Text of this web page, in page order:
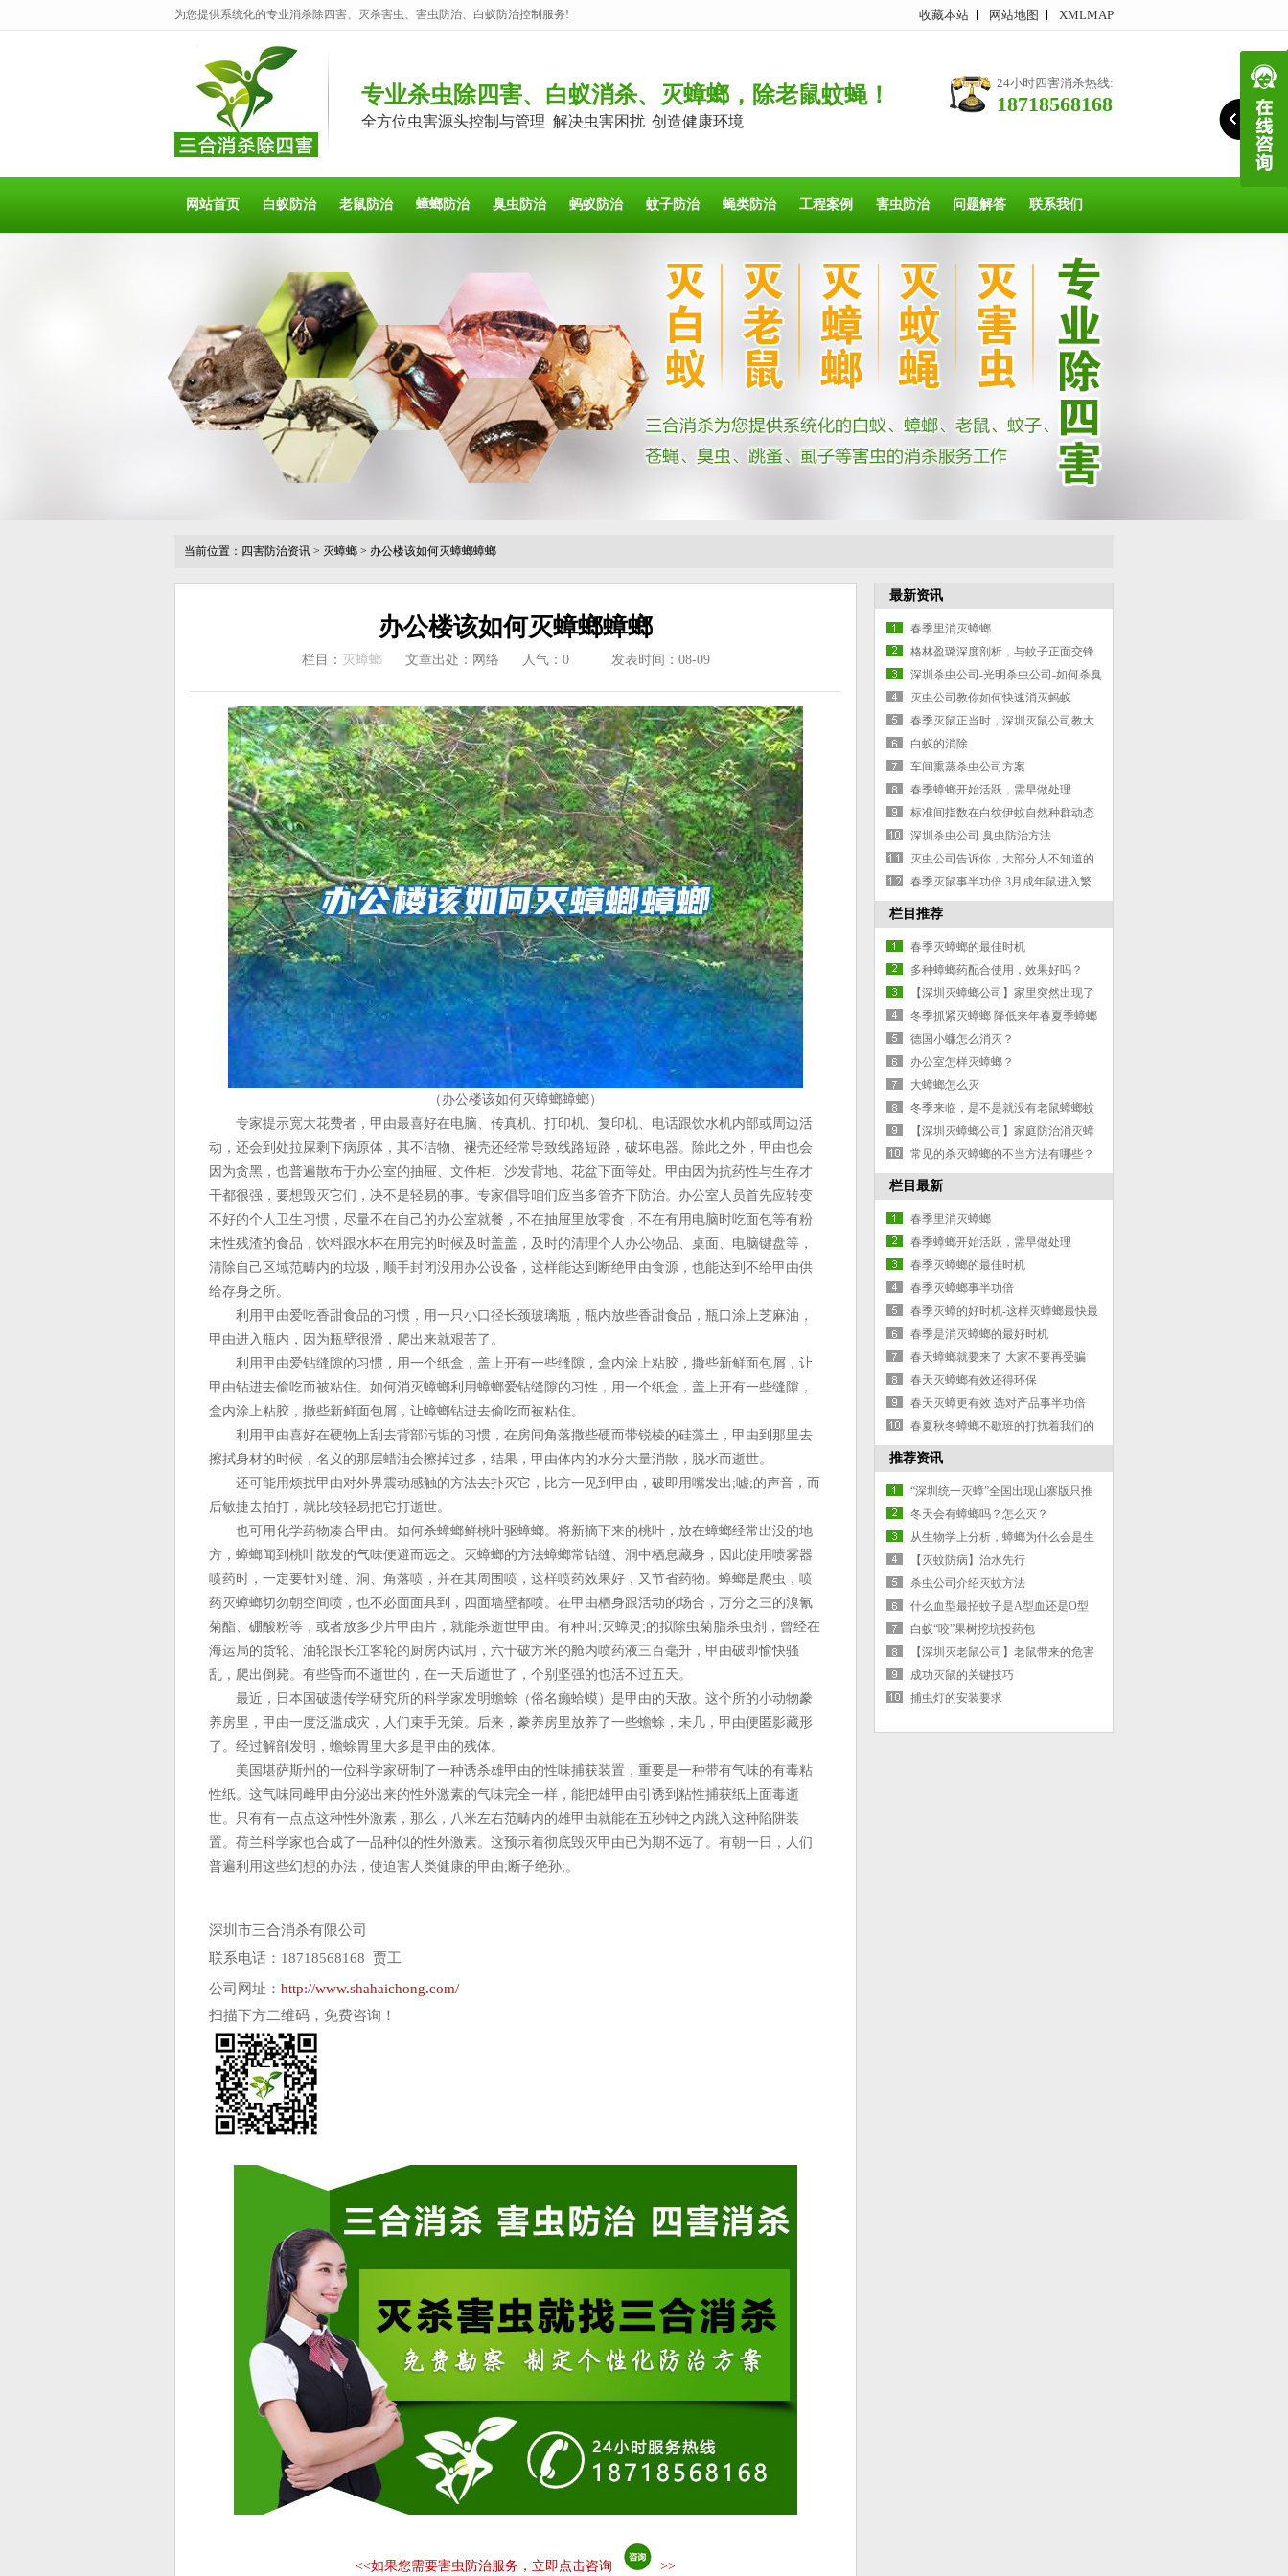
为您提供系统化的专业消杀除四害、灭杀害虫、害虫防治、白蚁防治控制服务! 收藏本站 网站地图 XMLMAP
专业杀虫除四害、白蚁消杀、灭蟑螂，除老鼠蚊蝇！
全方位虫害源头控制与管理 解决虫害困扰 创造健康环境
24小时四害消杀热线:
18718568168
网站首页 白蚁防治 老鼠防治 蟑螂防治 臭虫防治 蚂蚁防治 蚊子防治 蝇类防治 工程案例 害虫防治 问题解答 联系我们
当前位置： 四害防治资讯 > 灭蟑螂 > 办公楼该如何灭蟑螂蟑螂
办公楼该如何灭蟑螂蟑螂
栏目： 灭蟑螂 文章出处：网络 人气： 0 发表时间：08-09
（办公楼该如何灭蟑螂蟑螂）
专家提示宽大花费者，甲由最喜好在电脑、传真机、打印机、复印机、电话跟饮水机内部或周边活
动，还会到处拉屎剩下病原体，其不洁物、褪壳还经常导致线路短路，破坏电器。除此之外，甲由也会
因为贪黑，也普遍散布于办公室的抽屉、文件柜、沙发背地、花盆下面等处。甲由因为抗药性与生存才
干都很强，要想毁灭它们，决不是轻易的事。专家倡导咱们应当多管齐下防治。办公室人员首先应转变
不好的个人卫生习惯，尽量不在自己的办公室就餐，不在抽屉里放零食，不在有用电脑时吃面包等有粉
末性残渣的食品，饮料跟水杯在用完的时候及时盖盖，及时的清理个人办公物品、桌面、电脑键盘等，
清除自己区域范畴内的垃圾，顺手封闭没用办公设备，这样能达到断绝甲由食源，也能达到不给甲由供
给存身之所。
利用甲由爱吃香甜食品的习惯，用一只小口径长颈玻璃瓶，瓶内放些香甜食品，瓶口涂上芝麻油，
甲由进入瓶内，因为瓶壁很滑，爬出来就艰苦了。
利用甲由爱钻缝隙的习惯，用一个纸盒，盖上开有一些缝隙，盒内涂上粘胶，撒些新鲜面包屑，让
甲由钻进去偷吃而被粘住。如何消灭蟑螂利用蟑螂爱钻缝隙的习性，用一个纸盒，盖上开有一些缝隙，
盒内涂上粘胶，撒些新鲜面包屑，让蟑螂钻进去偷吃而被粘住。
利用甲由喜好在硬物上刮去背部污垢的习惯，在房间角落撒些硬而带锐棱的硅藻土，甲由到那里去
擦拭身材的时候，名义的那层蜡油会擦掉过多，结果，甲由体内的水分大量消散，脱水而逝世。
还可能用烦扰甲由对外界震动感触的方法去扑灭它，比方一见到甲由，破即用嘴发出;嘘;的声音，而
后敏捷去拍打，就比较轻易把它打逝世。
也可用化学药物凑合甲由。如何杀蟑螂鲜桃叶驱蟑螂。将新摘下来的桃叶，放在蟑螂经常出没的地
方，蟑螂闻到桃叶散发的气味便避而远之。灭蟑螂的方法蟑螂常钻缝、洞中栖息藏身，因此使用喷雾器
喷药时，一定要针对缝、洞、角落喷，并在其周围喷，这样喷药效果好，又节省药物。蟑螂是爬虫，喷
药灭蟑螂切勿朝空间喷，也不必面面具到，四面墙壁都喷。在甲由栖身跟活动的场合，万分之三的溴氰
菊酯、硼酸粉等，或者放多少片甲由片，就能杀逝世甲由。有种叫;灭蟑灵;的拟除虫菊脂杀虫剂，曾经在
海运局的货轮、油轮跟长江客轮的厨房内试用，六十破方米的舱内喷药液三百毫升，甲由破即愉快骚
乱，爬出倒毙。有些昏而不逝世的，在一天后逝世了，个别坚强的也活不过五天。
最近，日本国破遗传学研究所的科学家发明蟾蜍（俗名癞蛤蟆）是甲由的天敌。这个所的小动物豢
养房里，甲由一度泛滥成灾，人们束手无策。后来，豢养房里放养了一些蟾蜍，未几，甲由便匿影藏形
了。经过解剖发明，蟾蜍胃里大多是甲由的残体。
美国堪萨斯州的一位科学家研制了一种诱杀雄甲由的性味捕获装置，重要是一种带有气味的有毒粘
性纸。这气味同雌甲由分泌出来的性外激素的气味完全一样，能把雄甲由引诱到粘性捕获纸上面毒逝
世。只有有一点点这种性外激素，那么，八米左右范畴内的雄甲由就能在五秒钟之内跳入这种陷阱装
置。荷兰科学家也合成了一品种似的性外激素。这预示着彻底毁灭甲由已为期不远了。有朝一日，人们
普遍利用这些幻想的办法，使迫害人类健康的甲由;断子绝孙;。
深圳市三合消杀有限公司
联系电话：18718568168 贾工
公司网址： http://www.shahaichong.com/
扫描下方二维码，免费咨询！
<<如果您需要害虫防治服务，立即点击咨询 >>
最新资讯
春季里消灭蟑螂
格林盈璐深度剖析，与蚊子正面交锋
灭蚊灯是否有效
深圳杀虫公司-光明杀虫公司-如何杀臭
虫-臭虫防治的方案
灭虫公司教你如何快速消灭蚂蚁
春季灭鼠正当时，深圳灭鼠公司教大
家如何灭鼠
白蚁的消除
车间熏蒸杀虫公司方案
春季蟑螂开始活跃，需早做处理
标准间指数在白纹伊蚊自然种群动态
深圳杀虫公司 臭虫防治方法
灭虫公司告诉你，大部分人不知道的
灭蚂蚁除蚂蚁防治蚂蚁小妙招
春季灭鼠事半功倍 3月成年鼠进入繁
殖期
栏目推荐
春季灭蟑螂的最佳时机
多种蟑螂药配合使用，效果好吗？
【深圳灭蟑螂公司】家里突然出现了
蟑螂
冬季抓紧灭蟑螂 降低来年春夏季蟑螂
危害
德国小蠊怎么消灭？
办公室怎样灭蟑螂？
大蟑螂怎么灭
冬季来临，是不是就没有老鼠蟑螂蚊
蝇了？
【深圳灭蟑螂公司】家庭防治消灭蟑
螂常用三大妙招
常见的杀灭蟑螂的不当方法有哪些？
栏目最新
春季里消灭蟑螂
春季蟑螂开始活跃，需早做处理
春季灭蟑螂的最佳时机
春季灭蟑螂事半功倍
春季灭蟑的好时机-这样灭蟑螂最快最
有效
春季是消灭蟑螂的最好时机
春天蟑螂就要来了 大家不要再受骗
春天灭蟑螂有效还得环保
春天灭蟑更有效 选对产品事半功倍
春夏秋冬蟑螂不歇班的打扰着我们的
生活，我们应该如何控制杀灭蟑螂
推荐资讯
“深圳统一灭蟑”全国出现山寨版只推
蟑螂药
冬天会有蟑螂吗？怎么灭？
从生物学上分析，蟑螂为什么会是生
命力进化程度如此之高的物种？
【灭蚊防病】治水先行
杀虫公司介绍灭蚊方法
什么血型最招蚊子是A型血还是O型
血？
白蚁“咬”果树挖坑投药包
【深圳灭老鼠公司】老鼠带来的危害
有哪些？
成功灭鼠的关键技巧
捕虫灯的安装要求